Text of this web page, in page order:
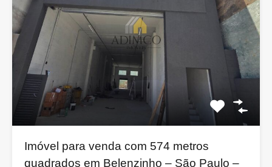
Imóvel para venda com 574 metros
quadrados em Belenzinho – São Paulo –